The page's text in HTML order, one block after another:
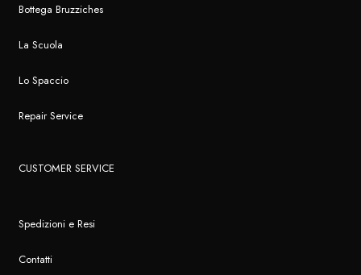
Bottega Bruzziches
La Scuola
Lo Spaccio
Repair Service
CUSTOMER SERVICE
Spedizioni e Resi
Contatti